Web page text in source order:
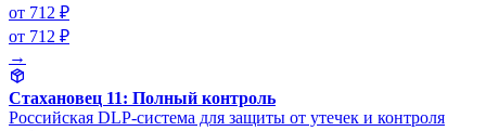
от 712 ₽
от 712 ₽
→
Стахановец 11: Полный контроль
Российская DLP-система для защиты от утечек и контроля